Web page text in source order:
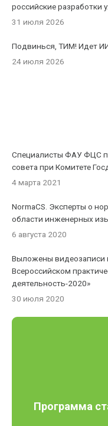
российские разработки
31 июля 2026
Подвинься, ТИМ! Идет
24 июля 2026
Специалисты ФАУ ФЦС
совета при Комитете
4 марта 2021
NormaCS. Эксперты о
области инженерных
6 августа 2020
Выложены видеозаписи
Всероссийском
деятельность-2020»
30 июля 2020
Программа